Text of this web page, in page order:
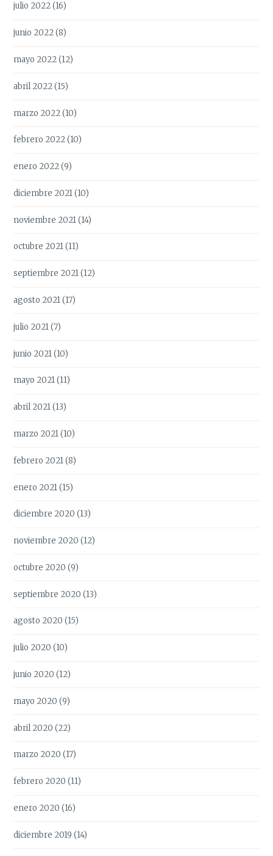
julio 2022(16)
junio 2022(8)
mayo 2022(12)
abril 2022(15)
marzo 2022(10)
febrero 2022(10)
enero 2022(9)
diciembre 2021(10)
noviembre 2021(14)
octubre 2021(11)
septiembre 2021(12)
agosto 2021(17)
julio 2021(7)
junio 2021(10)
mayo 2021(11)
abril 2021(13)
marzo 2021(10)
febrero 2021(8)
enero 2021(15)
diciembre 2020 (13)
noviembre 2020 (12)
octubre 2020 (9)
septiembre 2020 (13)
agosto 2020 (15)
julio 2020 (10)
junio 2020 (12)
mayo 2020 (9)
abril 2020 (22)
marzo 2020 (17)
febrero 2020 (11)
enero 2020 (16)
diciembre 2019 (14)